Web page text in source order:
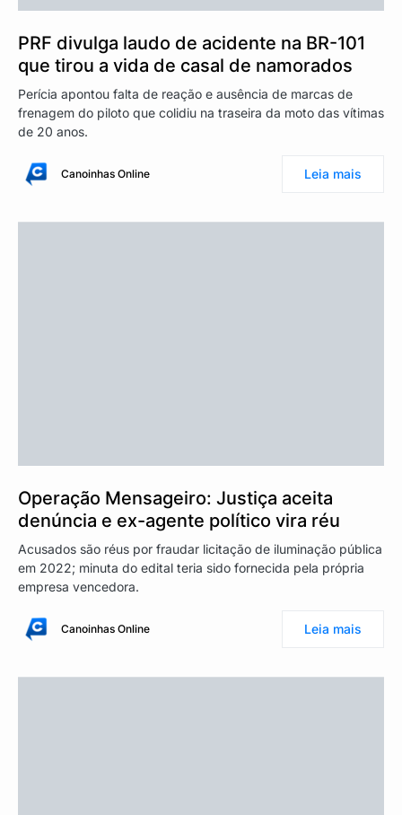
PRF divulga laudo de acidente na BR-101
que tirou a vida de casal de namorados
Perícia apontou falta de reação e ausência de marcas de
frenagem do piloto que colidiu na traseira da moto das vítimas
de 20 anos.
Canoinhas Online Leia mais
Operação Mensageiro: Justiça aceita
denúncia e ex-agente político vira réu
Acusados são réus por fraudar licitação de iluminação pública
em 2022; minuta do edital teria sido fornecida pela própria
empresa vencedora.
Canoinhas Online Leia mais